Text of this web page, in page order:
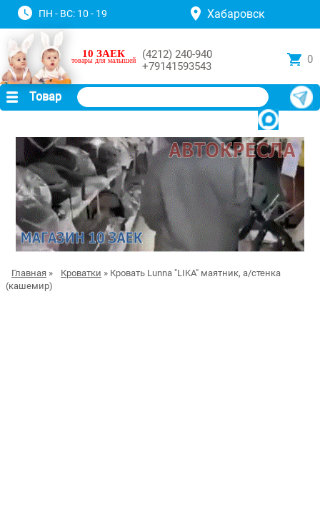
ПН - ВС: 10 - 19 Хабаровск
10 ЗАЕК
товары для малышей
(4212) 240-940
+79141593543
0
Товар
Главная » Кроватки » Кровать Lunna "LIKA" маятник, а/стенка
(кашемир)